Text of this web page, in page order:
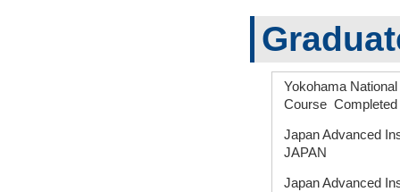
Yokohama
Course
Japan Advanced
JAPAN
Japan Advanced